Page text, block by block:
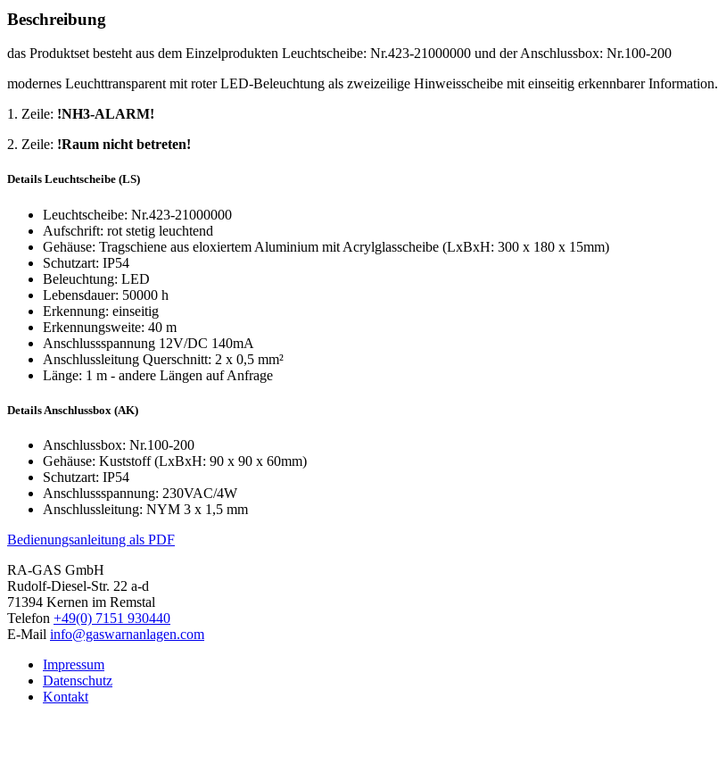
Beschreibung
das Produktset besteht aus dem Einzelprodukten Leuchtscheibe: Nr.423-21000000 und der Anschlussbox: Nr.100-200
modernes Leuchttransparent mit roter LED-Beleuchtung als zweizeilige Hinweisscheibe mit einseitig erkennbarer Information.
1. Zeile: !NH3-ALARM!
2. Zeile: !Raum nicht betreten!
Details Leuchtscheibe (LS)
Leuchtscheibe: Nr.423-21000000
Aufschrift: rot stetig leuchtend
Gehäuse: Tragschiene aus eloxiertem Aluminium mit Acrylglasscheibe (LxBxH: 300 x 180 x 15mm)
Schutzart: IP54
Beleuchtung: LED
Lebensdauer: 50000 h
Erkennung: einseitig
Erkennungsweite: 40 m
Anschlussspannung 12V/DC 140mA
Anschlussleitung Querschnitt: 2 x 0,5 mm²
Länge: 1 m - andere Längen auf Anfrage
Details Anschlussbox (AK)
Anschlussbox: Nr.100-200
Gehäuse: Kuststoff (LxBxH: 90 x 90 x 60mm)
Schutzart: IP54
Anschlussspannung: 230VAC/4W
Anschlussleitung: NYM 3 x 1,5 mm
Bedienungsanleitung als PDF
RA-GAS GmbH
Rudolf-Diesel-Str. 22 a-d
71394 Kernen im Remstal
Telefon +49(0) 7151 930440
E-Mail info@gaswarnanlagen.com
Impressum
Datenschutz
Kontakt